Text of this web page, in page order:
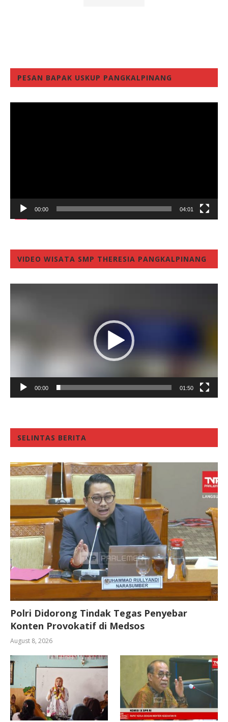
PESAN BAPAK USKUP PANGKALPINANG
00:00 04:01
VIDEO WISATA SMP THERESIA PANGKALPINANG
00:00 01:50
SELINTAS BERITA
Polri Didorong Tindak Tegas Penyebar
Konten Provokatif di Medsos
August 8, 2026